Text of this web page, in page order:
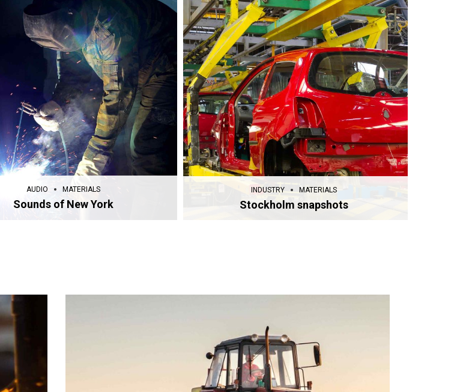
AUDIO MATERIALS
Sounds of New York
AUDIO MATERIALS
Sounds of New York
INDUSTRY MATERIALS
Stockholm snapshots
INDUSTRY MATERIALS
Stockholm snapshots